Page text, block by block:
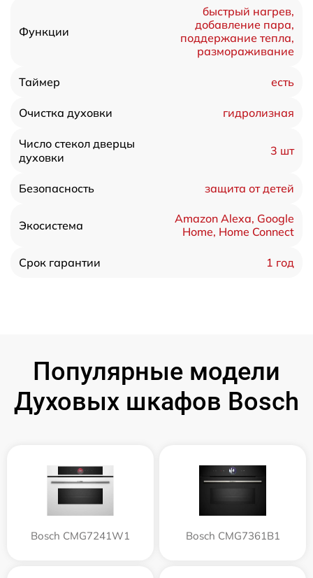
Функции
быстрый нагрев,
добавление пара,
поддержание тепла,
размораживание
Таймер есть
Очистка духовки гидролизная
Число стекол дверцы
духовки
3 шт
Безопасность защита от детей
Экосистема
Amazon Alexa, Google
Home, Home Connect
Срок гарантии 1 год
Популярные модели
Духовых шкафов Bosch
Bosch CMG7241W1 Bosch CMG7361B1